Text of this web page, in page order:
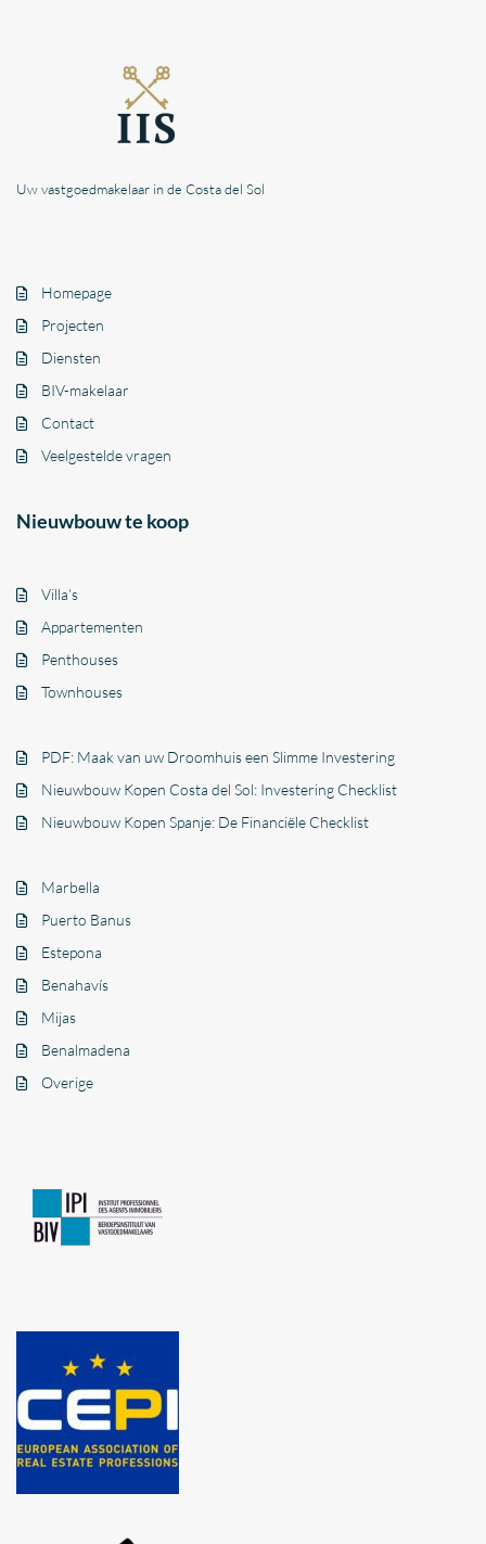
Uw vastgoedmakelaar in de Costa del Sol
Homepage
Projecten
Diensten
BIV-makelaar
Contact
Veelgestelde vragen
Nieuwbouw te koop
Villa’s
Appartementen
Penthouses
Townhouses
PDF: Maak van uw Droomhuis een Slimme Investering
Nieuwbouw Kopen Costa del Sol: Investering Checklist
Nieuwbouw Kopen Spanje: De Financiële Checklist
Marbella
Puerto Banus
Estepona
Benahavís
Mijas
Benalmadena
Overige